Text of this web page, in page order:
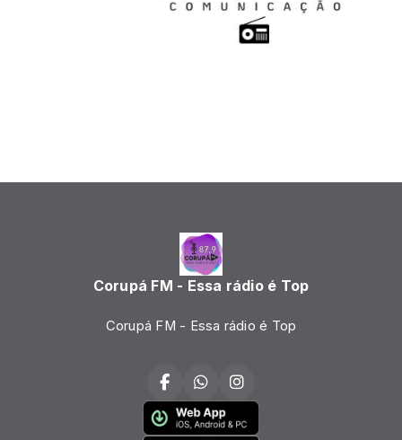
Corupá FM - Essa rádio é Top
Corupá FM - Essa rádio é Top